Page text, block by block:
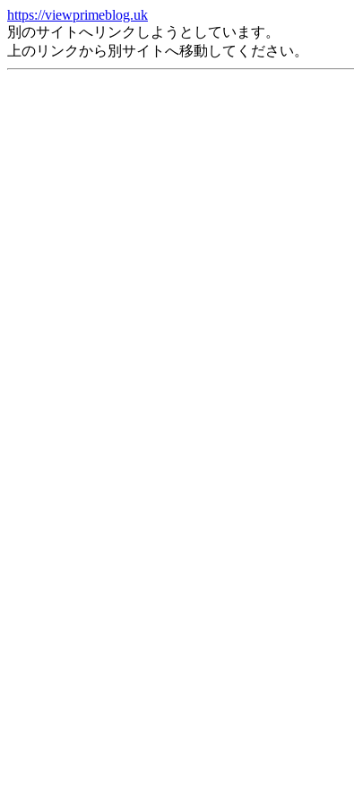
https://viewprimeblog.uk
別のサイトへリンクしようとしています。
上のリンクから別サイトへ移動してください。